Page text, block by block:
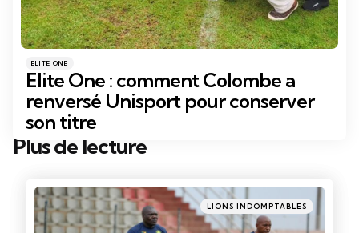
Catégories
Posté
dans
ELITE ONE
Elite One : comment Colombe a
renversé Unisport pour conserver
son titre
Plus de lecture
Post
Posté
dans
LIONS INDOMPTABLES